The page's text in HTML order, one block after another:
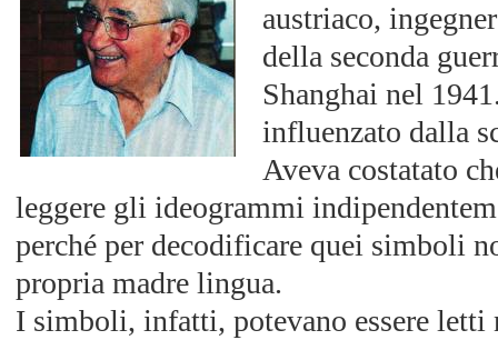
austriaco,
della seconda
Shanghai nel
influenzato dalla
Aveva costatato
leggere gli ideogrammi
perché per decodificare quei simboli
propria madre lingua.
I simboli, infatti, potevano essere letti